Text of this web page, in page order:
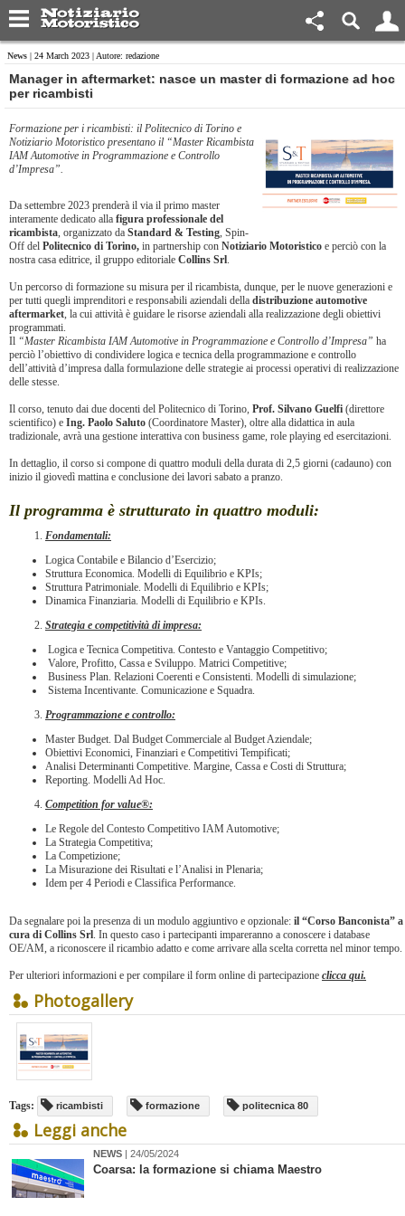
News | 24 March 2023 | Autore: redazione
Manager in aftermarket: nasce un master di formazione ad hoc
per ricambisti
Formazione per i ricambisti: il Politecnico di Torino e
Notiziario Motoristico presentano il “Master Ricambista
IAM Automotive in Programmazione e Controllo
d’Impresa”.
Da settembre 2023 prenderà il via il primo master
interamente dedicato alla figura professionale del
ricambista, organizzato da Standard & Testing, Spin-
Off del Politecnico di Torino, in partnership con Notiziario Motoristico e perciò con la
nostra casa editrice, il gruppo editoriale Collins Srl.
Un percorso di formazione su misura per il ricambista, dunque, per le nuove generazioni e
per tutti quegli imprenditori e responsabili aziendali della distribuzione automotive
aftermarket, la cui attività è guidare le risorse aziendali alla realizzazione degli obiettivi
programmati.
Il “Master Ricambista IAM Automotive in Programmazione e Controllo d’Impresa” ha
perciò l’obiettivo di condividere logica e tecnica della programmazione e controllo
dell’attività d’impresa dalla formulazione delle strategie ai processi operativi di realizzazione
delle stesse.
Il corso, tenuto dai due docenti del Politecnico di Torino, Prof. Silvano Guelfi (direttore
scientifico) e Ing. Paolo Saluto (Coordinatore Master), oltre alla didattica in aula
tradizionale, avrà una gestione interattiva con business game, role playing ed esercitazioni.
In dettaglio, il corso si compone di quattro moduli della durata di 2,5 giorni (cadauno) con
inizio il giovedì mattina e conclusione dei lavori sabato a pranzo.
Il programma è strutturato in quattro moduli:
Fondamentali:
Logica Contabile e Bilancio d’Esercizio;
Struttura Economica. Modelli di Equilibrio e KPIs;
Struttura Patrimoniale. Modelli di Equilibrio e KPIs;
Dinamica Finanziaria. Modelli di Equilibrio e KPIs.
Strategia e competitività di impresa:
Logica e Tecnica Competitiva. Contesto e Vantaggio Competitivo;
Valore, Profitto, Cassa e Sviluppo. Matrici Competitive;
Business Plan. Relazioni Coerenti e Consistenti. Modelli di simulazione;
Sistema Incentivante. Comunicazione e Squadra.
Programmazione e controllo:
Master Budget. Dal Budget Commerciale al Budget Aziendale;
Obiettivi Economici, Finanziari e Competitivi Tempificati;
Analisi Determinanti Competitive. Margine, Cassa e Costi di Struttura;
Reporting. Modelli Ad Hoc.
Competition for value®:
Le Regole del Contesto Competitivo IAM Automotive;
La Strategia Competitiva;
La Competizione;
La Misurazione dei Risultati e l’Analisi in Plenaria;
Idem per 4 Periodi e Classifica Performance.
Da segnalare poi la presenza di un modulo aggiuntivo e opzionale: il “Corso Banconista” a
cura di Collins Srl. In questo caso i partecipanti impareranno a conoscere i database
OE/AM, a riconoscere il ricambio adatto e come arrivare alla scelta corretta nel minor tempo.
Per ulteriori informazioni e per compilare il form online di partecipazione clicca qui.
Photogallery
Tags: ricambisti formazione politecnica 80
Leggi anche
NEWS | 24/05/2024
Coarsa: la formazione si chiama Maestro